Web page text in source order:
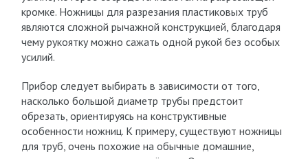
кромке. Ножницы для разрезания пластиковых труб
являются сложной рычажной конструкцией, благодаря
чему рукоятку можно сажать одной рукой без особых
усилий.
Прибор следует выбирать в зависимости от того,
насколько большой диаметр трубы предстоит
обрезать, ориентируясь на конструктивные
особенности ножниц. К примеру, существуют ножницы
для труб, очень похожие на обычные домашние,